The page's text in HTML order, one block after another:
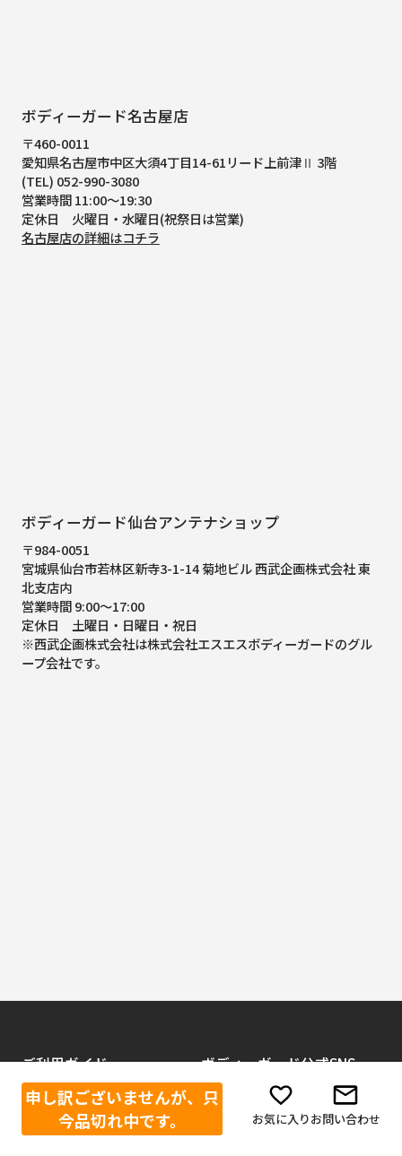
申し訳ございませんが、只
今品切れ中です。
お気に入りお問い合わせ
ボディーガード名古屋店
〒460-0011
愛知県名古屋市中区大須4丁目14-61リード上前津Ⅱ 3階
(TEL) 052-990-3080
営業時間 11:00～19:30
定休日 火曜日・水曜日(祝祭日は営業)
名古屋店の詳細はコチラ
ボディーガード仙台アンテナショップ
〒984-0051
宮城県仙台市若林区新寺3-1-14 菊地ビル 西武企画株式会社 東
北支店内
営業時間 9:00～17:00
定休日 土曜日・日曜日・祝日
※西武企画株式会社は株式会社エスエスボディーガードのグル
ープ会社です。
ご利用ガイド
当店が選ばれる理由
お買い物方法
ボディーガード公式SNS
Facebook